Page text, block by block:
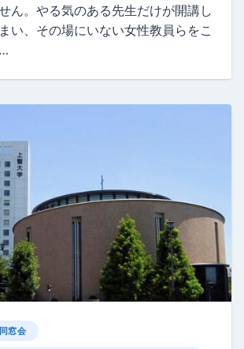
ん。やる気のある先生だけが開講し
い、その場にいない女性教員らをこ
窓会